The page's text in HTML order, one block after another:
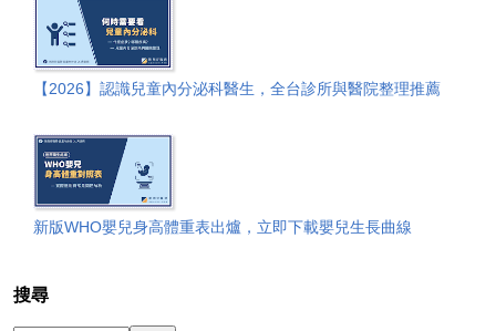
【2026】認識兒童內分泌科醫生，全台診所與醫院整理推薦
新版WHO嬰兒身高體重表出爐，立即下載嬰兒生長曲線
搜尋